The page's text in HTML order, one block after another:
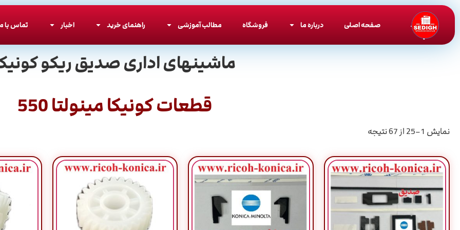
صفحه اصلی درباره ما فروشگاه مطالب آموزشی راهنمای خرید اخبار تماس با
ماشینهای اداری صدیق ریکو
قطعات کونیکا مینولتا 550
نمایش 1–25 از 67 نتیجه